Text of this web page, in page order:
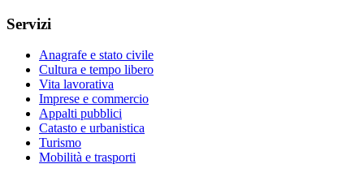
Servizi
Anagrafe e stato civile
Cultura e tempo libero
Vita lavorativa
Imprese e commercio
Appalti pubblici
Catasto e urbanistica
Turismo
Mobilità e trasporti